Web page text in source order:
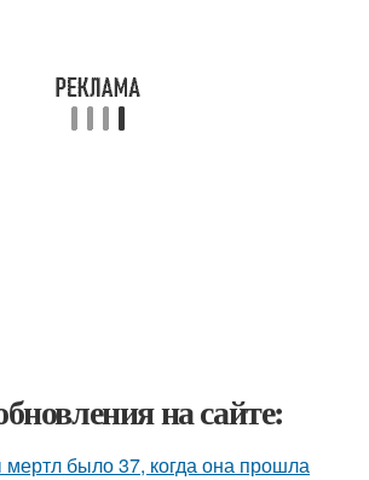
на сайте:
мертл было 37, когда она прошла